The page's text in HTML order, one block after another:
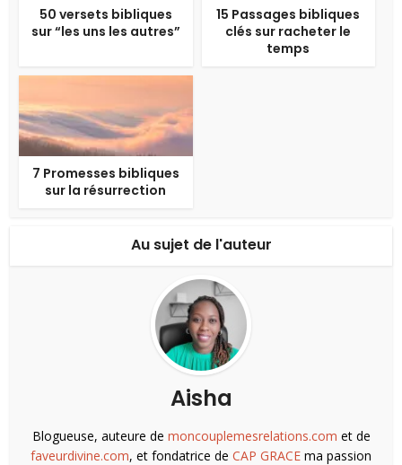
50 versets bibliques
sur “les uns les autres”
15 Passages bibliques
clés sur racheter le
temps
7 Promesses bibliques
sur la résurrection
Au sujet de l'auteur
Aisha
Blogueuse, auteure de moncouplemesrelations.com et de
faveurdivine.com, et fondatrice de CAP GRACE ma passion